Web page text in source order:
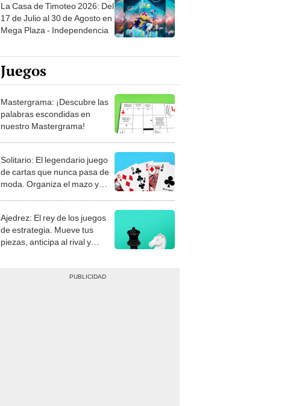
La Casa de Timoteo 2026: Del
17 de Julio al 30 de Agosto en
Mega Plaza - Independencia
Juegos
Mastergrama: ¡Descubre las
palabras escondidas en
nuestro Mastergrama!
Solitario: El legendario juego
de cartas que nunca pasa de
moda. Organiza el mazo y
Ajedrez: El rey de los juegos
de estrategia. Mueve tus
piezas, anticipa al rival y